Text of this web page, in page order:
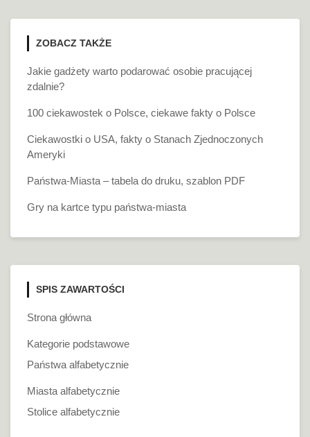
ZOBACZ TAKŻE
Jakie gadżety warto podarować osobie pracującej
zdalnie?
100 ciekawostek o Polsce, ciekawe fakty o Polsce
Ciekawostki o USA, fakty o Stanach Zjednoczonych
Ameryki
Państwa-Miasta – tabela do druku, szablon PDF
Gry na kartce typu państwa-miasta
SPIS ZAWARTOŚCI
Strona główna
Kategorie podstawowe
Państwa alfabetycznie
Miasta alfabetycznie
Stolice alfabetycznie